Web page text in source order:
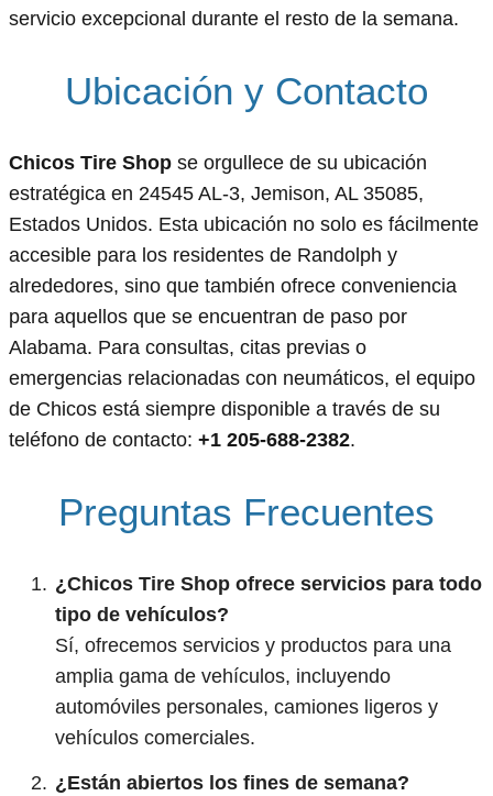
servicio excepcional durante el resto de la semana.
Ubicación y Contacto
Chicos Tire Shop se orgullece de su ubicación
estratégica en 24545 AL-3, Jemison, AL 35085,
Estados Unidos. Esta ubicación no solo es fácilmente
accesible para los residentes de Randolph y
alrededores, sino que también ofrece conveniencia
para aquellos que se encuentran de paso por
Alabama. Para consultas, citas previas o
emergencias relacionadas con neumáticos, el equipo
de Chicos está siempre disponible a través de su
teléfono de contacto: +1 205-688-2382.
Preguntas Frecuentes
¿Chicos Tire Shop ofrece servicios para todo
tipo de vehículos?
Sí, ofrecemos servicios y productos para una
amplia gama de vehículos, incluyendo
automóviles personales, camiones ligeros y
vehículos comerciales.
¿Están abiertos los fines de semana?